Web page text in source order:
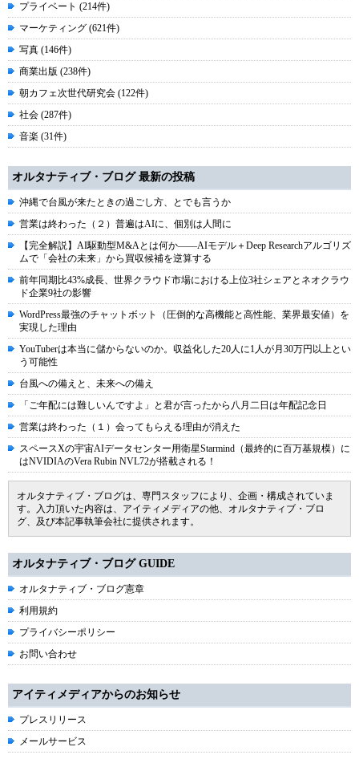
プライベート (214件)
マーケティング (621件)
写真 (146件)
商業出版 (238件)
朝カフェ次世代研究会 (122件)
社会 (287件)
音楽 (31件)
オルタナティブ・ブログ 最新の投稿
沖縄で台風が来たときの過ごし方、とでも言うか
営業は終わった（２）普遍はAIに、個別は人間に
【完全解説】AI駆動型M&Aとは何か――AIモデル＋Deep Researchアルゴリズ
ムで「会社の未来」から買収候補を逆算する
前年同期比43%成長、世界クラウド市場における上位3社シェアとネオクラウ
ド企業9社の影響
WordPress最強のチャットボット（圧倒的な高機能と高性能、業界最安値）を
実現した理由
YouTuberは本当に儲からないのか。収益化した20人に1人が月30万円以上とい
う可能性
台風への備えと、未来への備え
「ご年配には難しいんですよ」と君が言ったから八月二日は年配記念日
営業は終わった（１）会ってもらえる理由が消えた
スペースXの宇宙AIデータセンター用衛星Starmind（最終的に百万基規模）に
はNVIDIAのVera Rubin NVL72が搭載される！
オルタナティブ・ブログは、専門スタッフにより、企画・構成されていま
す。入力頂いた内容は、アイティメディアの他、オルタナティブ・ブロ
グ、及び本記事執筆会社に提供されます。
オルタナティブ・ブログ GUIDE
オルタナティブ・ブログ憲章
利用規約
プライバシーポリシー
お問い合わせ
アイティメディアからのお知らせ
プレスリリース
メールサービス